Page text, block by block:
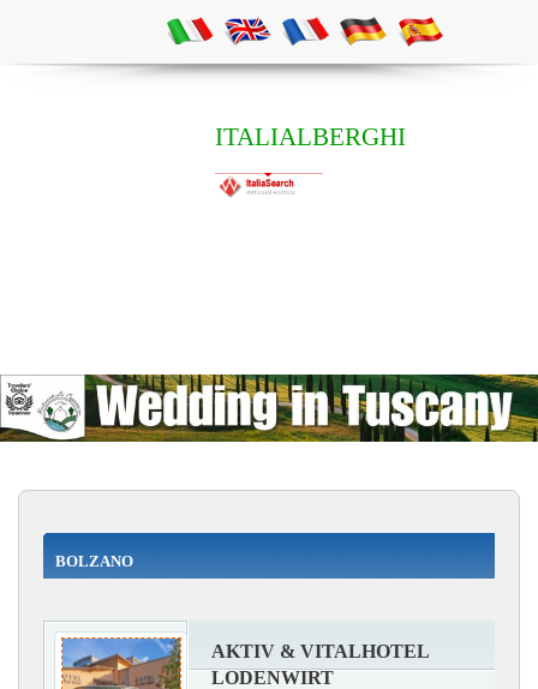
ITALIALBERGHI
BOLZANO
AKTIV & VITALHOTEL
LODENWIRT